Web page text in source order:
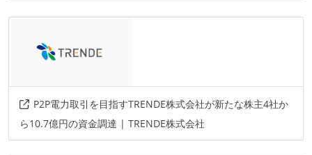
P2P電力取引を目指すTRENDE株式会社が新たな株主4社か
ら10.7億円の資金調達 | TRENDE株式会社